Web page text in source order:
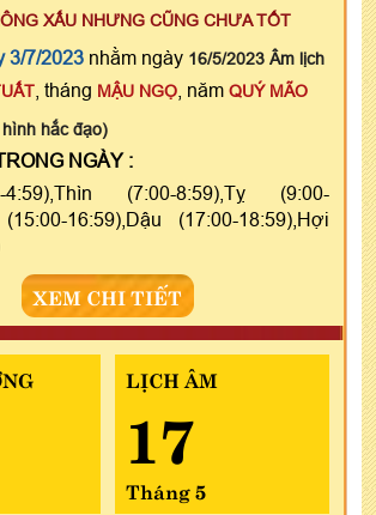
XẤU NHƯNG CŨNG CHƯA TỐT
3/7/2023 nhằm ngày 16/5/2023 Âm lịch
, tháng MẬU NGỌ , năm QUÝ MÃO
hắc đạo)
NGÀY :
(7:00-8:59),Tỵ (9:00-
16:59),Dậu (17:00-18:59),Hợi
XEM CHI TIẾT
LỊCH ÂM
17
Tháng 5